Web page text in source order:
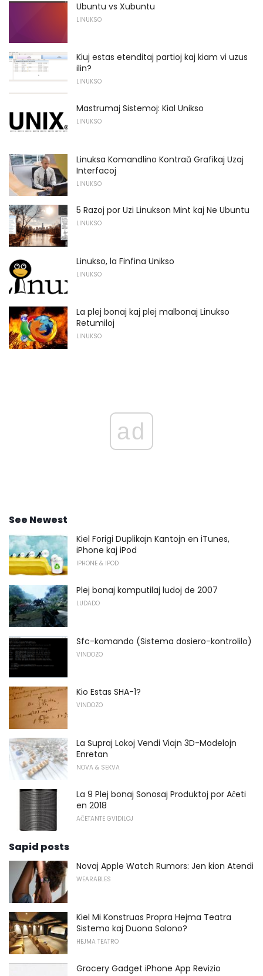
Ubuntu vs Xubuntu
LINUKSO
Kiuj estas etenditaj partioj kaj kiam vi uzus
ilin?
LINUKSO
Mastrumaj Sistemoj: Kial Unikso
LINUKSO
Linuksa Komandlino Kontraŭ Grafikaj Uzaj
Interfacoj
LINUKSO
5 Razoj por Uzi Linukson Mint kaj Ne Ubuntu
LINUKSO
Linukso, la Finfina Unikso
LINUKSO
La plej bonaj kaj plej malbonaj Linukso
Retumiloj
LINUKSO
ad
See Newest
Kiel Forigi Duplikajn Kantojn en iTunes,
iPhone kaj iPod
IPHONE & IPOD
Plej bonaj komputilaj ludoj de 2007
LUDADO
Sfc-komando (Sistema dosiero-kontrolilo)
VINDOZO
Kio Estas SHA-1?
VINDOZO
La Supraj Lokoj Vendi Viajn 3D-Modelojn
Enretan
NOVA & SEKVA
La 9 Plej bonaj Sonosaj Produktoj por Aĉeti
en 2018
AĈETANTE GVIDILOJ
Sapid posts
Novaj Apple Watch Rumors: Jen kion Atendi
WEARABLES
Kiel Mi Konstruas Propra Hejma Teatra
Sistemo kaj Duona Salono?
HEJMA TEATRO
Grocery Gadget iPhone App Revizio